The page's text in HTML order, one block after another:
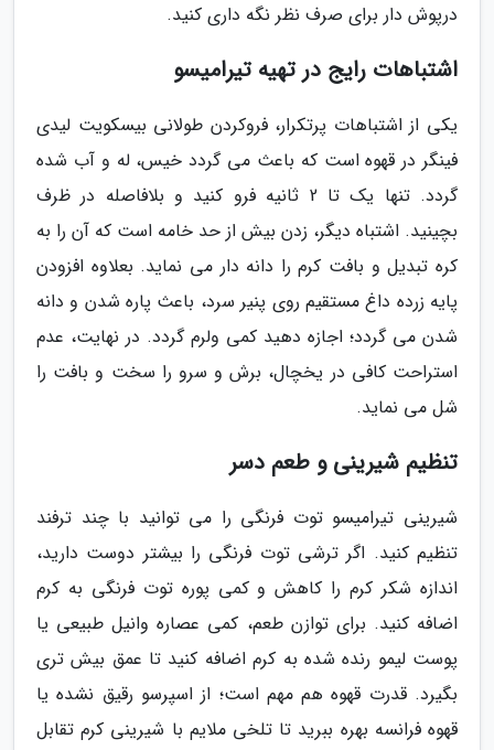
درپوش دار برای صرف نظر نگه داری کنید.
اشتباهات رایج در تهیه تیرامیسو
یکی از اشتباهات پرتکرار، فروکردن طولانی بیسکویت لیدی
فینگر در قهوه است که باعث می گردد خیس، له و آب شده
گردد. تنها یک تا 2 ثانیه فرو کنید و بلافاصله در ظرف
بچینید. اشتباه دیگر، زدن بیش از حد خامه است که آن را به
کره تبدیل و بافت کرم را دانه دار می نماید. بعلاوه افزودن
پایه زرده داغ مستقیم روی پنیر سرد، باعث پاره شدن و دانه
شدن می گردد؛ اجازه دهید کمی ولرم گردد. در نهایت، عدم
استراحت کافی در یخچال، برش و سرو را سخت و بافت را
شل می نماید.
تنظیم شیرینی و طعم دسر
شیرینی تیرامیسو توت فرنگی را می توانید با چند ترفند
تنظیم کنید. اگر ترشی توت فرنگی را بیشتر دوست دارید،
اندازه شکر کرم را کاهش و کمی پوره توت فرنگی به کرم
اضافه کنید. برای توازن طعم، کمی عصاره وانیل طبیعی یا
پوست لیمو رنده شده به کرم اضافه کنید تا عمق بیش تری
بگیرد. قدرت قهوه هم مهم است؛ از اسپرسو رقیق نشده یا
قهوه فرانسه بهره ببرید تا تلخی ملایم با شیرینی کرم تقابل